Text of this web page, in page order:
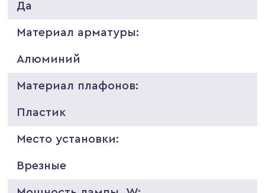
Да
Материал арматуры:
Алюминий
Материал плафонов:
Пластик
Место установки:
Врезные